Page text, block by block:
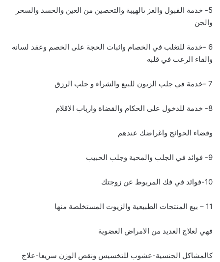
5- خدمة القبول والعز ىالهيبة والتحصين من العين والحسد والسحر
والجن
6 -خدمة للتغلب في الخصام واثبات الحجة على الخصم وعقد لسانه
والقاء الرعب في قلبه
7 -خدمة في جلب الزبون للبيع والشراء و جلب الرزق
8- خدمة للدخول على الحكام والقضاة وارباب الاقلام
وقضاء الحوائج واغراضك عندهم
9- فوائد في الجلب والمحبة وجلب الحبيب
10-فوائد في فك المربوط عن زوجتك
11 – بيع المنتجات الطبيعية والزيوت المستخلصة منها
فهي لعلاج العديد من الامراض العضوية
كالمشاكل الجنسية-عشوب للتخسيس ونقص الوزن سريعا-علاج